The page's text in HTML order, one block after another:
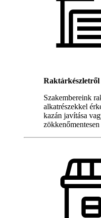
Szakembereink
alkatrészekkel
kazán javítása